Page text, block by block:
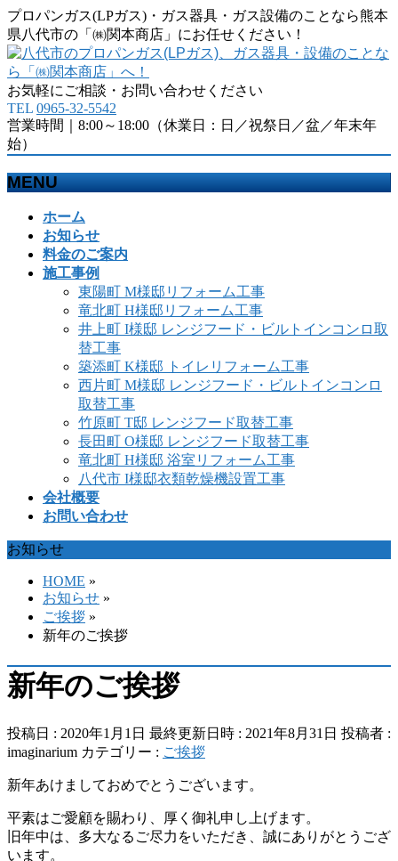
プロパンガス(LPガス)・ガス器具・ガス設備のことなら熊本
県八代市の「㈱関本商店」にお任せください！
お気軽にご相談・お問い合わせください
TEL 0965-32-5542
営業時間｜8:00～18:00（休業日：日／祝祭日／盆／年末年
始）
MENU
ホーム
お知らせ
料金のご案内
施工事例
東陽町 M様邸リフォーム工事
竜北町 H様邸リフォーム工事
井上町 I様邸 レンジフード・ビルトインコンロ取
替工事
築添町 K様邸 トイレリフォーム工事
西片町 M様邸 レンジフード・ビルトインコンロ
取替工事
竹原町 T邸 レンジフード取替工事
長田町 O様邸 レンジフード取替工事
竜北町 H様邸 浴室リフォーム工事
八代市 I様邸衣類乾燥機設置工事
会社概要
お問い合わせ
お知らせ
HOME »
お知らせ »
ご挨拶 »
新年のご挨拶
新年のご挨拶
投稿日 : 2020年1月1日 最終更新日時 : 2021年8月31日 投稿者 :
imaginarium カテゴリー : ご挨拶
新年あけましておめでとうございます。
平素はご愛顧を賜わり、厚く御礼申し上げます。
旧年中は、多大なるご尽力をいただき、誠にありがとうござ
います。